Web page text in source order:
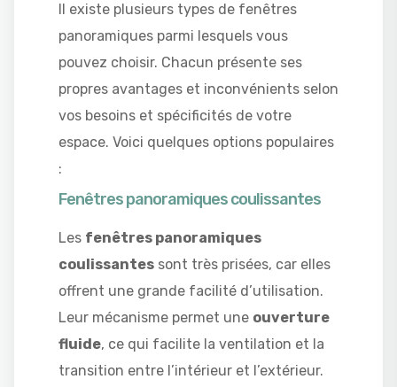
Il existe plusieurs types de fenêtres
panoramiques parmi lesquels vous
pouvez choisir. Chacun présente ses
propres avantages et inconvénients selon
vos besoins et spécificités de votre
espace. Voici quelques options populaires
:
Fenêtres panoramiques coulissantes
Les fenêtres panoramiques
coulissantes sont très prisées, car elles
offrent une grande facilité d’utilisation.
Leur mécanisme permet une ouverture
fluide, ce qui facilite la ventilation et la
transition entre l’intérieur et l’extérieur.